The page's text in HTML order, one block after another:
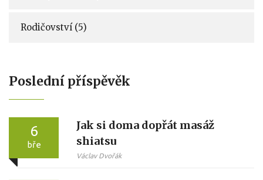
Rodičovství (5)
Poslední příspěvěk
6
bře
Jak si doma dopřát masáž
shiatsu
Václav Dvořák